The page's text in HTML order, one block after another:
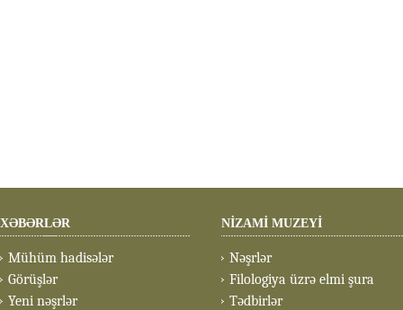
XƏBƏRLƏR
Mühüm hadisələr
Görüşlər
Yeni nəşrlər
NİZAMİ MUZEYİ
Nəşrlər
Filologiya üzrə elmi şura
Tədbirlər